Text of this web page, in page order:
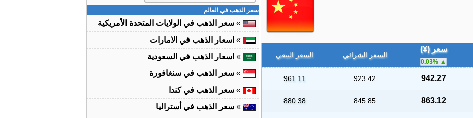
سعر (¥)
0.03%
السعر الشرائي السعر البيعي
942.27
923.42
961.11
863.12
845.85
880.38
سعر الذهب في العالم
» سعر الذهب في الولايات المتحدة الأمريكية
» اسعار الذهب في الامارات
» اسعار الذهب في السعودية
» سعر الذهب في سنغافورة
» سعر الذهب في كندا
» سعر الذهب في أستراليا